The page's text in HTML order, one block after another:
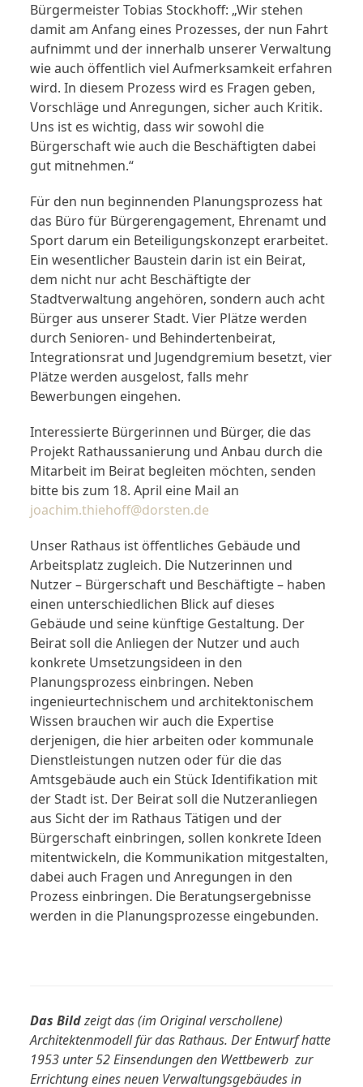
Bürgermeister Tobias Stockhoff: „Wir stehen
damit am Anfang eines Prozesses, der nun Fahrt
aufnimmt und der innerhalb unserer Verwaltung
wie auch öffentlich viel Aufmerksamkeit erfahren
wird. In diesem Prozess wird es Fragen geben,
Vorschläge und Anregungen, sicher auch Kritik.
Uns ist es wichtig, dass wir sowohl die
Bürgerschaft wie auch die Beschäftigten dabei
gut mitnehmen.“
Für den nun beginnenden Planungsprozess hat
das Büro für Bürgerengagement, Ehrenamt und
Sport darum ein Beteiligungskonzept erarbeitet.
Ein wesentlicher Baustein darin ist ein Beirat,
dem nicht nur acht Beschäftigte der
Stadtverwaltung angehören, sondern auch acht
Bürger aus unserer Stadt. Vier Plätze werden
durch Senioren- und Behindertenbeirat,
Integrationsrat und Jugendgremium besetzt, vier
Plätze werden ausgelost, falls mehr
Bewerbungen eingehen.
Interessierte Bürgerinnen und Bürger, die das
Projekt Rathaussanierung und Anbau durch die
Mitarbeit im Beirat begleiten möchten, senden
bitte bis zum 18. April eine Mail an
joachim.thiehoff@dorsten.de
Unser Rathaus ist öffentliches Gebäude und
Arbeitsplatz zugleich. Die Nutzerinnen und
Nutzer – Bürgerschaft und Beschäftigte – haben
einen unterschiedlichen Blick auf dieses
Gebäude und seine künftige Gestaltung. Der
Beirat soll die Anliegen der Nutzer und auch
konkrete Umsetzungsideen in den
Planungsprozess einbringen. Neben
ingenieurtechnischem und architektonischem
Wissen brauchen wir auch die Expertise
derjenigen, die hier arbeiten oder kommunale
Dienstleistungen nutzen oder für die das
Amtsgebäude auch ein Stück Identifikation mit
der Stadt ist. Der Beirat soll die Nutzeranliegen
aus Sicht der im Rathaus Tätigen und der
Bürgerschaft einbringen, sollen konkrete Ideen
mitentwickeln, die Kommunikation mitgestalten,
dabei auch Fragen und Anregungen in den
Prozess einbringen. Die Beratungsergebnisse
werden in die Planungsprozesse eingebunden.
Das Bildzeigt das (im Original verschollene)
Architektenmodell für das Rathaus. Der Entwurf hatte
1953 unter 52 Einsendungen den Wettbewerb zur
Errichtung eines neuen Verwaltungsgebäudes in